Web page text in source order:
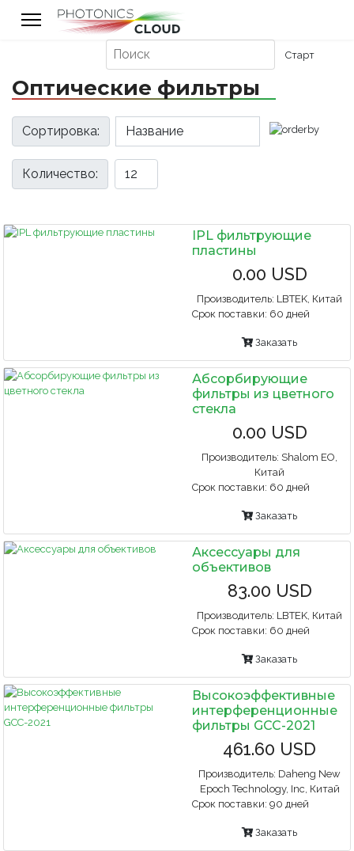
Оптические фильтры
Сортировка:
Количество:
IPL фильтрующие
пластины
0.00 USD
Производитель: LBTEK, Китай
Срок поставки: 60 дней
Заказать
Абсорбирующие
фильтры из цветного
стекла
0.00 USD
Производитель: Shalom EO,
Китай
Срок поставки: 60 дней
Заказать
Аксессуары для
объективов
83.00 USD
Производитель: LBTEK, Китай
Срок поставки: 60 дней
Заказать
Высокоэффективные
интерференционные
фильтры GCC-2021
461.60 USD
Производитель: Daheng New
Epoch Technology, Inc, Китай
Срок поставки: 90 дней
Заказать